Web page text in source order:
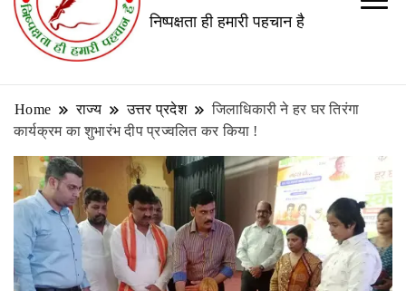
निष्पक्षता ही हमारी पहचान है
Home राज्य उत्तर प्रदेश
जिलाधिकारी ने हर घर तिरंगा
कार्यक्रम का शुभारंभ दीप प्रज्वलित कर किया !